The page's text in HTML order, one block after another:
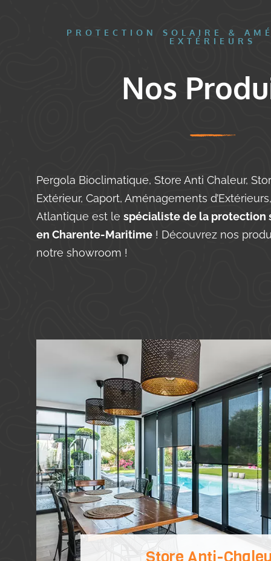
PROTECTION SOLAIRE &
EXTÉRIEURS
Nos
Pergola Bioclimatique, Store Anti Chaleur,
Extérieur, Caport, Aménagements
Atlantique est le spécialiste de la protection
en Charente-Maritime ! Découvrez nos
notre showroom !